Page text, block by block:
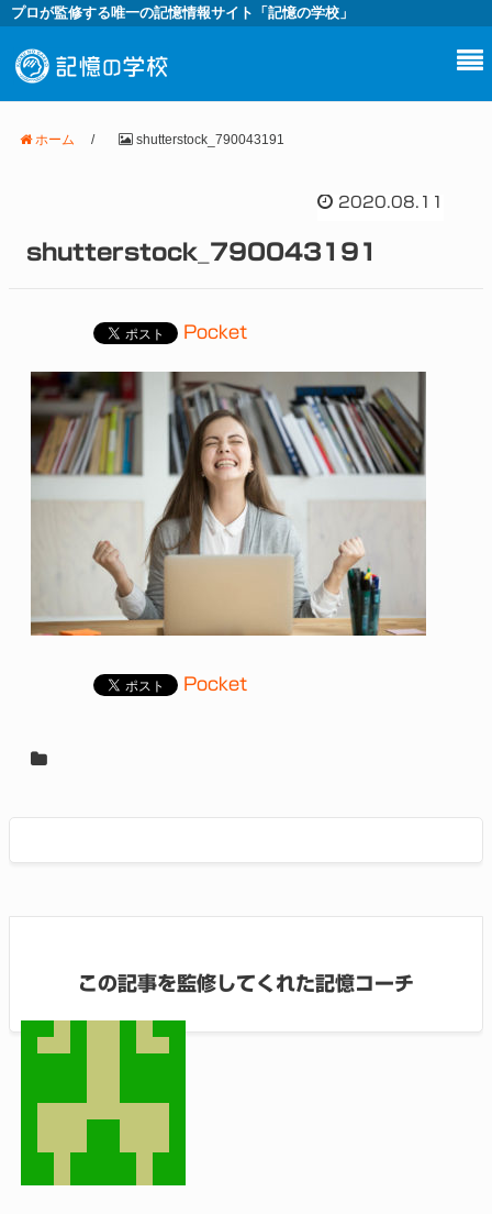
プロが監修する唯一の記憶情報サイト「記憶の学校」
ホーム / shutterstock_790043191
2020.08.11
shutterstock_790043191
Pocket
Pocket
この記事を監修してくれた記憶コーチ